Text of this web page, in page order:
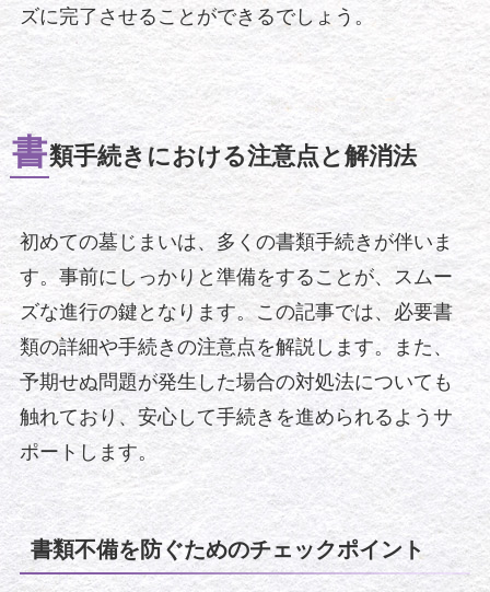
ズに完了させることができるでしょう。
書類手続きにおける注意点と解消法
初めての墓じまいは、多くの書類手続きが伴いま
す。事前にしっかりと準備をすることが、スムー
ズな進行の鍵となります。この記事では、必要書
類の詳細や手続きの注意点を解説します。また、
予期せぬ問題が発生した場合の対処法についても
触れており、安心して手続きを進められるようサ
ポートします。
書類不備を防ぐためのチェックポイント